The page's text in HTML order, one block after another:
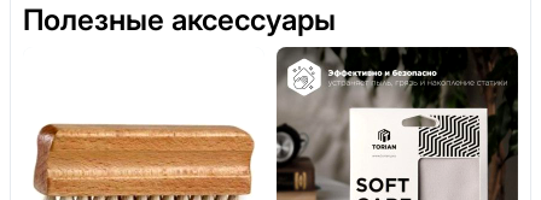
Полезные аксессуары